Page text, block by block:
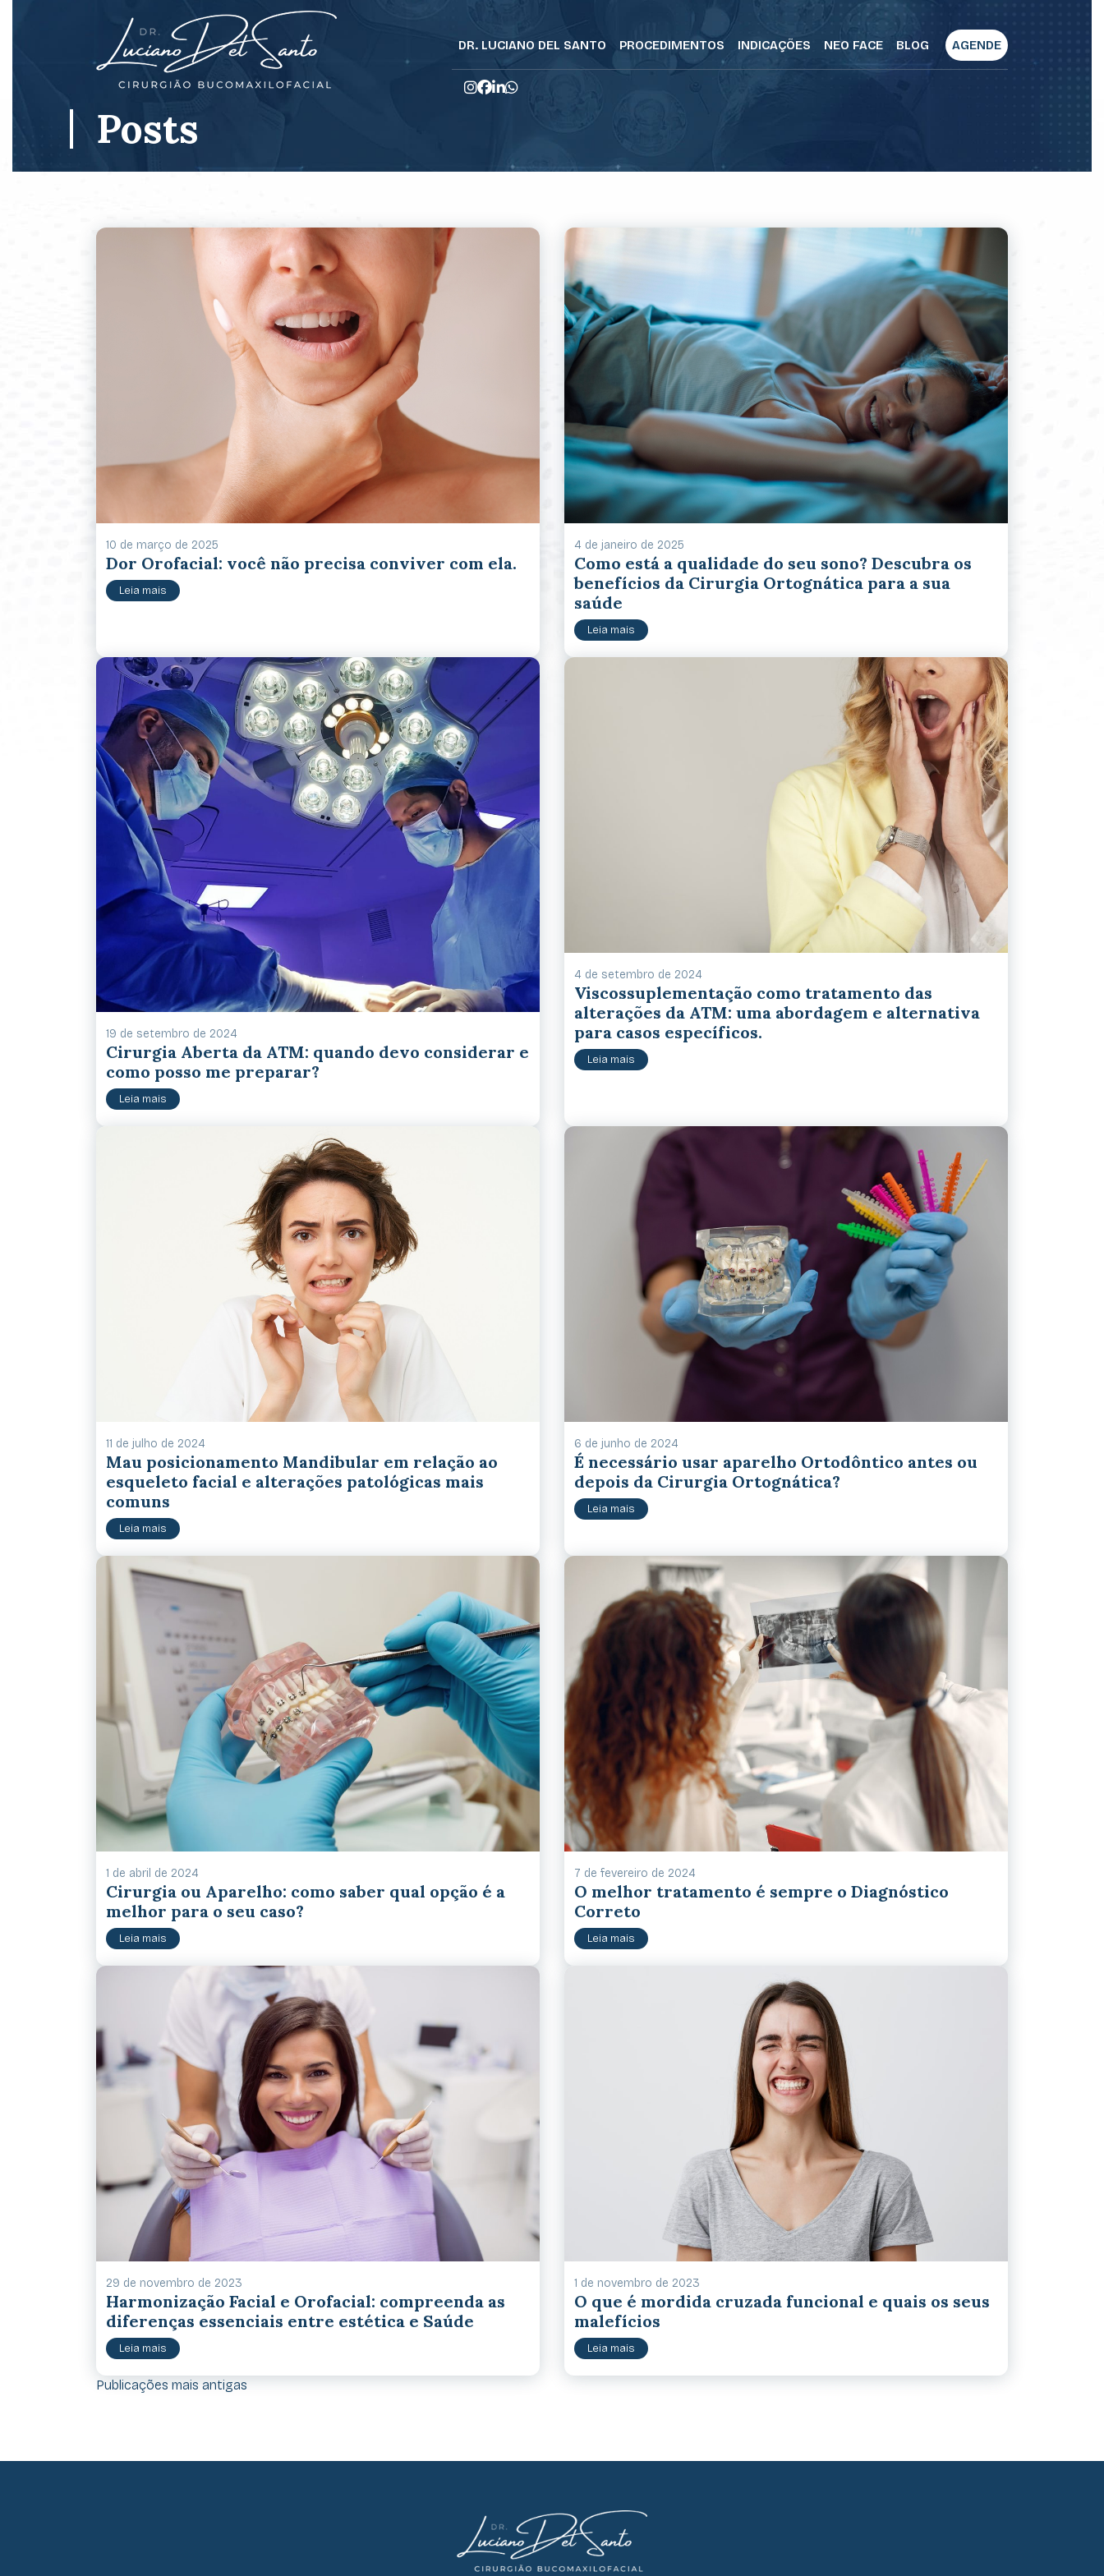
DR. LUCIANO DEL SANTO PROCEDIMENTOS INDICAÇÕES NEO FACE BLOG AGENDE
Posts
10 de março de 2025
Dor Orofacial: você não precisa conviver com ela.
Leia mais
4 de janeiro de 2025
Como está a qualidade do seu sono? Descubra os
benefícios da Cirurgia Ortognática para a sua
saúde
Leia mais
19 de setembro de 2024
Cirurgia Aberta da ATM: quando devo considerar e
como posso me preparar?
Leia mais
4 de setembro de 2024
Viscossuplementação como tratamento das
alterações da ATM: uma abordagem e alternativa
para casos específicos.
Leia mais
11 de julho de 2024
Mau posicionamento Mandibular em relação ao
esqueleto facial e alterações patológicas mais
comuns
Leia mais
6 de junho de 2024
É necessário usar aparelho Ortodôntico antes ou
depois da Cirurgia Ortognática?
Leia mais
1 de abril de 2024
Cirurgia ou Aparelho: como saber qual opção é a
melhor para o seu caso?
Leia mais
7 de fevereiro de 2024
O melhor tratamento é sempre o Diagnóstico
Correto
Leia mais
29 de novembro de 2023
Harmonização Facial e Orofacial: compreenda as
diferenças essenciais entre estética e Saúde
Leia mais
1 de novembro de 2023
O que é mordida cruzada funcional e quais os seus
malefícios
Leia mais
Navegação por posts
Publicações mais antigas